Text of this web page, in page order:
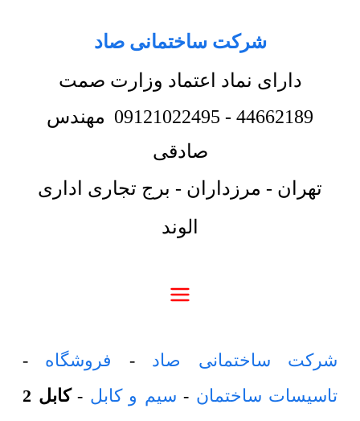
شرکت ساختمانی صاد
دارای نماد اعتماد وزارت صمت
44662189
-
09121022495 مهندس
صادقی
تهران - مرزداران - برج تجاری اداری
الوند
شرکت ساختمانی صاد - فروشگاه -
تاسیسات ساختمان - سیم و کابل -
کابل 2